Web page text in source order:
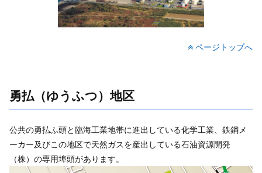
ページトップへ
勇払（ゆうふつ）地区
公共の勇払ふ頭と臨海工業地帯に進出している化学工業、鉄鋼メ
ーカー及びこの地区で天然ガスを産出している石油資源開発
（株）の専用埠頭があります。